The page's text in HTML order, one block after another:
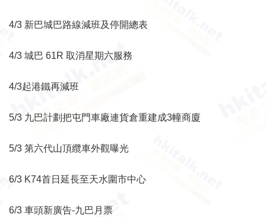
4/3 新巴城巴路線減班及停開總表
4/3 城巴 61R 取消星期六服務
4/3起港鐵再減班
5/3 九巴計劃把屯門車廠連貨倉重建成3幢商廈
5/3 第六代山頂纜車外觀曝光
6/3 K74首日延長至天水圍市中心
6/3 車頭新廣告-九巴月票